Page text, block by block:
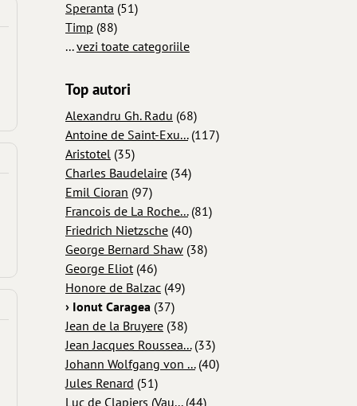
Speranta (51)
Timp (88)
...vezi toate categoriile
Top autori
Alexandru Gh. Radu (68)
Antoine de Saint-Exu...(117)
Aristotel (35)
Charles Baudelaire (34)
Emil Cioran (97)
Francois de La Roche...(81)
Friedrich Nietzsche (40)
George Bernard Shaw (38)
George Eliot (46)
Honore de Balzac (49)
› Ionut Caragea (37)
Jean de la Bruyere (38)
Jean Jacques Roussea...(33)
Johann Wolfgang von ...(40)
Jules Renard (51)
Luc de Clapiers (Vau...(44)